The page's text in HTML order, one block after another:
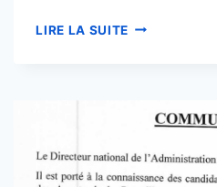
LIRE LA SUITE ARRETE
PROGRAMME
CONCOURS
DE